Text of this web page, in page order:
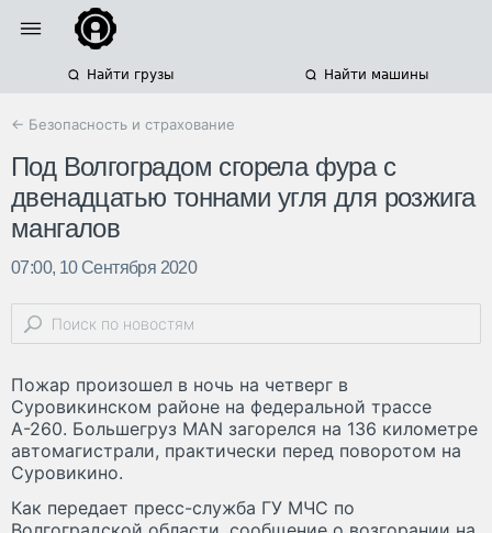
Найти грузы Найти машины
← Безопасность и страхование
Под Волгоградом сгорела фура с
двенадцатью тоннами угля для розжига
мангалов
07:00, 10 Сентября 2020
Пожар произошел в ночь на четверг в
Суровикинском районе на федеральной трассе
А-260. Большегруз MAN загорелся на 136 километре
автомагистрали, практически перед поворотом на
Суровикино.
Как передает пресс-служба ГУ МЧС по